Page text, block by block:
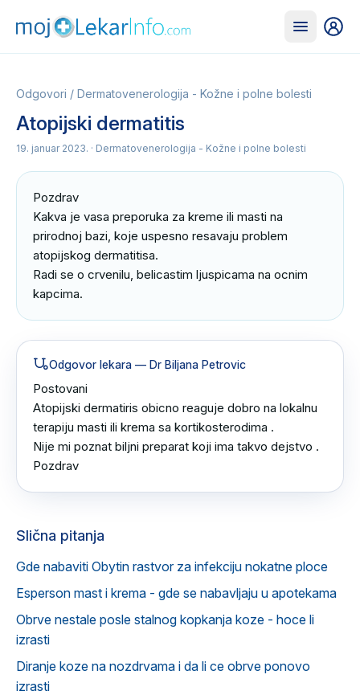
Odgovori / Dermatovenerologija - Kožne i polne bolesti
Atopijski dermatitis
19. januar 2023. · Dermatovenerologija - Kožne i polne bolesti
Pozdrav
Kakva je vasa preporuka za kreme ili masti na
prirodnoj bazi, koje uspesno resavaju problem
atopijskog dermatitisa.
Radi se o crvenilu, belicastim ljuspicama na ocnim
kapcima.
Odgovor lekara — Dr Biljana Petrovic
Postovani
Atopijski dermatiris obicno reaguje dobro na lokalnu
terapiju masti ili krema sa kortikosterodima .
Nije mi poznat biljni preparat koji ima takvo dejstvo .
Pozdrav
Slična pitanja
Gde nabaviti Obytin rastvor za infekciju nokatne ploce
Esperson mast i krema - gde se nabavljaju u apotekama
Obrve nestale posle stalnog kopkanja koze - hoce li
izrasti
Diranje koze na nozdrvama i da li ce obrve ponovo
izrasti